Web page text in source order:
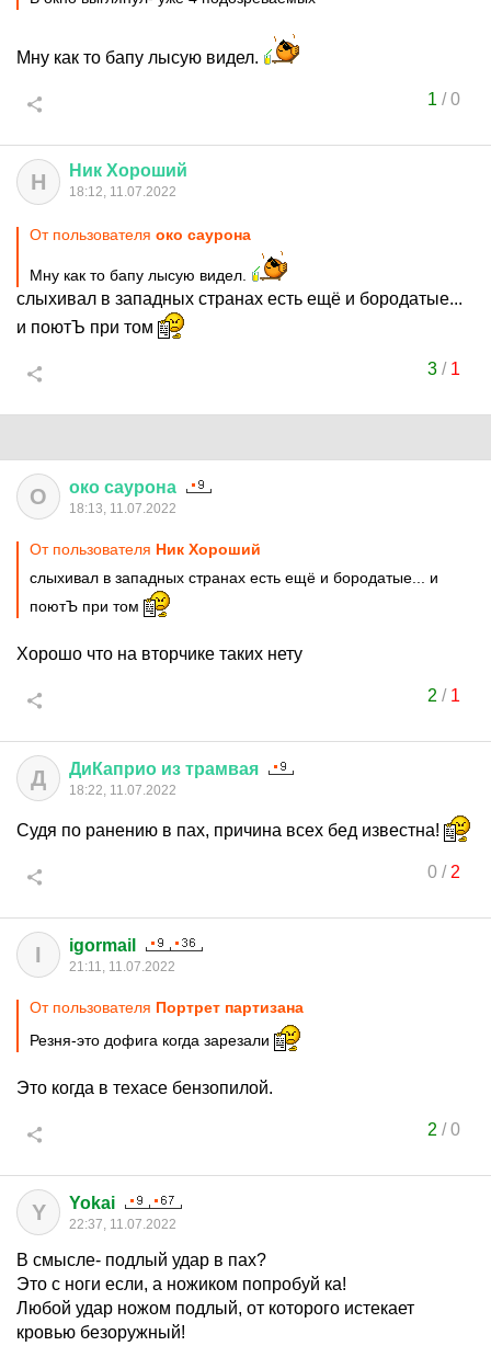
Мну как то бапу лысую видел.
1 /0
Н Ник Хороший
18:12, 11.07.2022
От пользователя око саурона
Мну как то бапу лысую видел.
слыхивал в западных странах есть ещё и бородатые...
и поютЪ при том
3/ 1
О око саурона
18:13, 11.07.2022
От пользователя Ник Хороший
слыхивал в западных странах есть ещё и бородатые... и
поютЪ при том
Хорошо что на вторчике таких нету
2 / 1
Д ДиКаприо из трамвая
18:22, 11.07.2022
Судя по ранению в пах, причина всех бед известна!
0/ 2
I igormail
21:11, 11.07.2022
От пользователя Портрет партизана
Резня-это дофига когда зарезали
Это когда в техасе бензопилой.
2 /0
Y Yokai
22:37, 11.07.2022
В смысле- подлый удар в пах?
Это с ноги если, а ножиком попробуй ка!
Любой удар ножом подлый, от которого истекает
кровью безоружный!